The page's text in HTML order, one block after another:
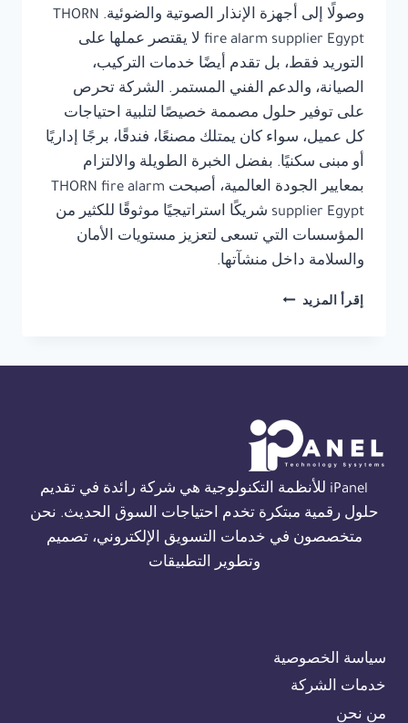
وصولًا إلى أجهزة الإنذار الصوتية والضوئية. THORN
fire alarm supplier Egypt لا يقتصر عملها على
التوريد فقط، بل تقدم أيضًا خدمات التركيب،
الصيانة، والدعم الفني المستمر. الشركة تحرص
على توفير حلول مصممة خصيصًا لتلبية احتياجات
كل عميل، سواء كان يمتلك مصنعًا، فندقًا، برجًا إداريًا
أو مبنى سكنيًا. بفضل الخبرة الطويلة والالتزام
بمعايير الجودة العالمية، أصبحت THORN fire alarm
supplier Egypt شريكًا استراتيجيًا موثوقًا للكثير من
المؤسسات التي تسعى لتعزيز مستويات الأمان
والسلامة داخل منشآتها.
إقرأ المزيد توريد
iPanel للأنظمة التكنولوجية هي شركة رائدة في تقديم
حلول رقمية مبتكرة تخدم احتياجات السوق الحديث. نحن
متخصصون في خدمات التسويق الإلكتروني، تصميم
وتطوير التطبيقات
سياسة الخصوصية
خدمات الشركة
من نحن